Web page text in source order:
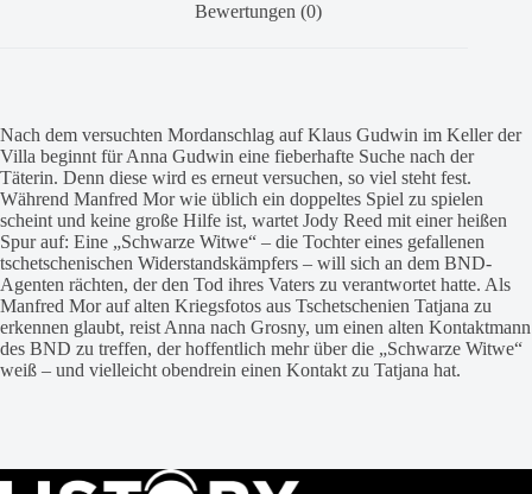
Bewertungen (0)
Nach dem versuchten Mordanschlag auf Klaus Gudwin im Keller der
Villa beginnt für Anna Gudwin eine fieberhafte Suche nach der
Täterin. Denn diese wird es erneut versuchen, so viel steht fest.
Während Manfred Mor wie üblich ein doppeltes Spiel zu spielen
scheint und keine große Hilfe ist, wartet Jody Reed mit einer heißen
Spur auf: Eine „Schwarze Witwe“ – die Tochter eines gefallenen
tschetschenischen Widerstandskämpfers – will sich an dem BND-
Agenten rächten, der den Tod ihres Vaters zu verantwortet hatte. Als
Manfred Mor auf alten Kriegsfotos aus Tschetschenien Tatjana zu
erkennen glaubt, reist Anna nach Grosny, um einen alten Kontaktmann
des BND zu treffen, der hoffentlich mehr über die „Schwarze Witwe“
weiß – und vielleicht obendrein einen Kontakt zu Tatjana hat.